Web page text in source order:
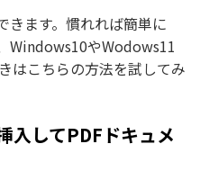
きます。慣れれば簡単に
Windows10やWodows11
はこちらの方法を試してみ
入してPDFドキュメ